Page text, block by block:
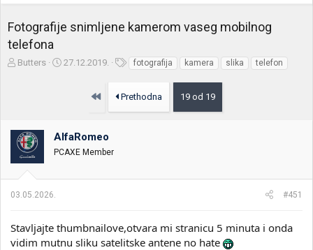
Fotografije snimljene kamerom vaseg mobilnog
telefona
Z
i
k
t
e
Butters
D
o
k
j
27.12.2019.
O
a
k
fotografija kamera slika telefon
Prvo Prethodna 19 od 19
AlfaRomeo
PCAXE Member
03.05.2026. #451
Stavljajte thumbnailove,otvara mi stranicu 5 minuta i onda
vidim mutnu sliku satelitske antene no hate